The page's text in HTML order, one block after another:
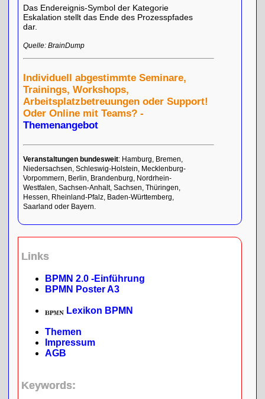
Das Endereignis-Symbol der Kategorie
Eskalation stellt das Ende des Prozesspfades
dar.
Quelle: BrainDump
Individuell abgestimmte Seminare,
Trainings, Workshops,
Arbeitsplatzbetreuungen oder Support!
Oder Online mit Teams? -
Themenangebot
Veranstaltungen bundesweit: Hamburg, Bremen,
Niedersachsen, Schleswig-Holstein, Mecklenburg-
Vorpommern, Berlin, Brandenburg, Nordrhein-
Westfalen, Sachsen-Anhalt, Sachsen, Thüringen,
Hessen, Rheinland-Pfalz, Baden-Württemberg,
Saarland oder Bayern.
Links
BPMN 2.0 -Einführung
BPMN Poster A3
Lexikon BPMN
Themen
Impressum
AGB
Keywords: